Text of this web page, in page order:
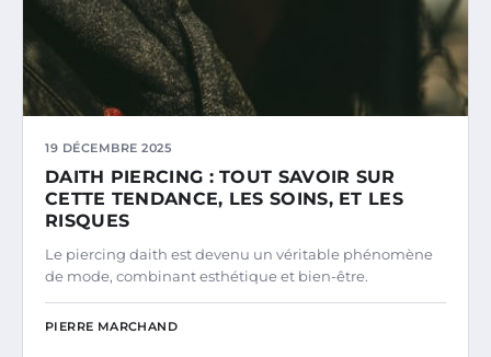
19 DÉCEMBRE 2025
DAITH PIERCING : TOUT SAVOIR SUR
CETTE TENDANCE, LES SOINS, ET LES
RISQUES
Le piercing daith est devenu un véritable phénomène
de mode, combinant esthétique et bien-être.
PIERRE MARCHAND